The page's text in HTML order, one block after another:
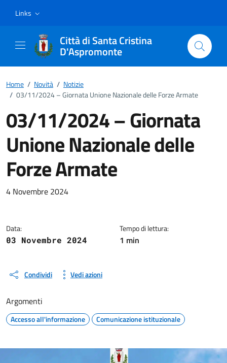
Links
Città di Santa Cristina
D'Aspromonte
Home / Novità / Notizie
/ 03/11/2024 – Giornata Unione Nazionale delle Forze Armate
03/11/2024 – Giornata
Unione Nazionale delle
Forze Armate
Dettagli della notizia
4 Novembre 2024
Data:
03 Novembre 2024
Tempo di lettura:
1 min
Condividi Vedi azioni
Argomenti
Accesso all'informazione Comunicazione istituzionale